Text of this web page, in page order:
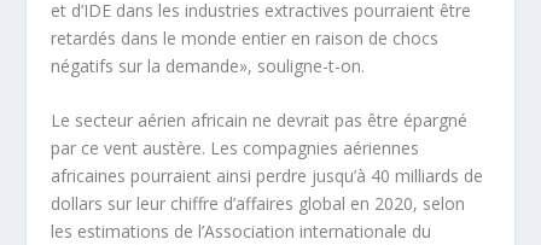
et d’IDE dans les industries extractives pourraient être
retardés dans le monde entier en raison de chocs
négatifs sur la demande», souligne-t-on.
Le secteur aérien africain ne devrait pas être épargné
par ce vent austère. Les compagnies aériennes
africaines pourraient ainsi perdre jusqu’à 40 milliards de
dollars sur leur chiffre d’affaires global en 2020, selon
les estimations de l’Association internationale du